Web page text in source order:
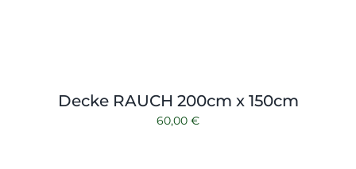
Decke RAUCH 200cm x 150cm
60,00 €